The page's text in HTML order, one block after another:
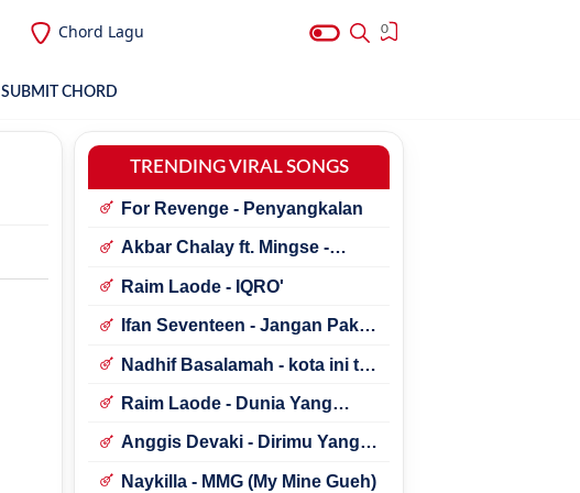
Chord Lagu 0
SUBMIT CHORD
TRENDING VIRAL SONGS
For Revenge - Penyangkalan
Akbar Chalay ft. Mingse -
Raim Laode - IQRO'
Ifan Seventeen - Jangan Paksa
Nadhif Basalamah - kota ini tak
Raim Laode - Dunia Yang
Anggis Devaki - Dirimu Yang
Naykilla - MMG (My Mine Gueh)